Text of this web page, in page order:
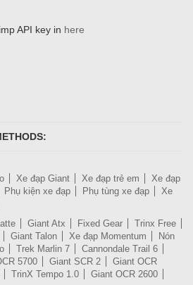
API key in here
Xe đạp Giant Xe đạp trẻ em
Xe đạp
Phụ kiện xe đạp Phụ tùng xe đạp
Xe
Giant Atx Fixed Gear
Trinx Free
Giant Talon Xe đạp Momentum
Nón
Trek Marlin 7
Cannondale Trail 6
5700 Giant SCR 2
Giant OCR
TrinX Tempo 1.0
Giant OCR 2600